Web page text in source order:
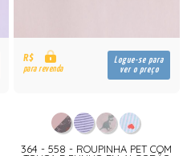
R$
para revenda
Logue-se para
ver o preço
364 - 558 - ROUPINHA PET COM